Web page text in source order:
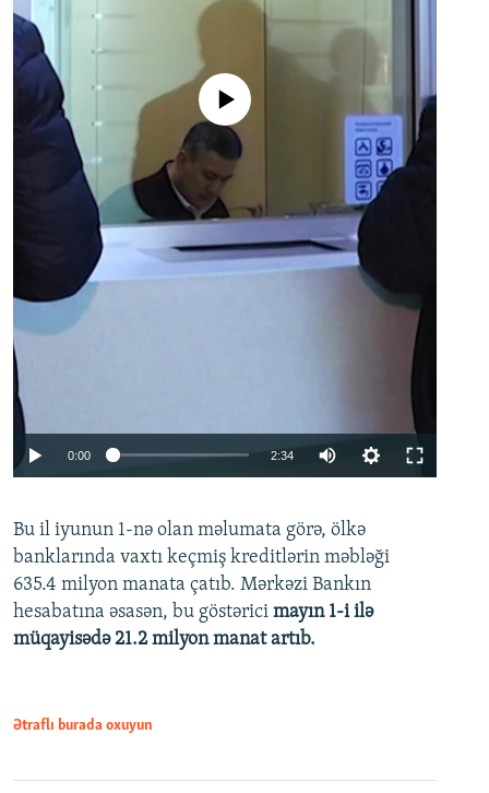
No media source currently available
0:00 2:34
360p
480p
720p
Bu il iyunun 1-nə olan məlumata görə, ölkə
banklarında vaxtı keçmiş kreditlərin məbləği
635.4 milyon manata çatıb. Mərkəzi Bankın
hesabatına əsasən, bu göstərici mayın 1-i ilə
müqayisədə 21.2 milyon manat artıb.
Ətraflı burada oxuyun